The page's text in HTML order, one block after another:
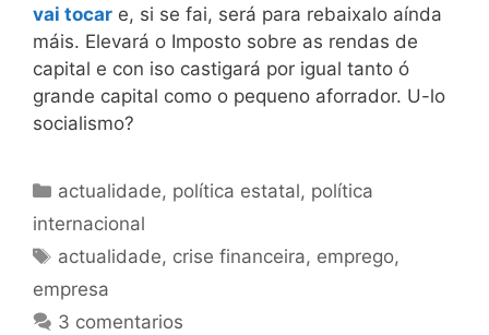
vai tocar e, si se fai, será para rebaixalo aínda
máis. Elevará o Imposto sobre as rendas de
capital e con iso castigará por igual tanto ó
grande capital como o pequeno aforrador. U-lo
socialismo?
Categorías
actualidade, política estatal, política
internacional
Etiquetas
actualidade, crise financeira, emprego,
empresa
3 comentarios